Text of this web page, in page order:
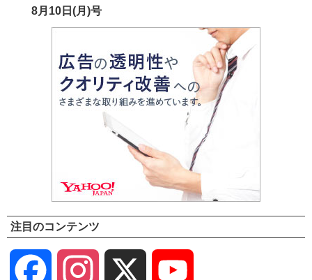
8月10日(月)号
注目のコンテンツ
Facebook Instagram